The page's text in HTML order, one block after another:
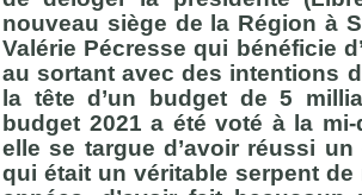
nouveau siège de la Région à
Valérie Pécresse qui bénéficie
au sortant avec des intentions
la tête d’un budget de 5
budget 2021 a été voté à la mi-
elle se targue d’avoir réussi un
qui était un véritable serpent de